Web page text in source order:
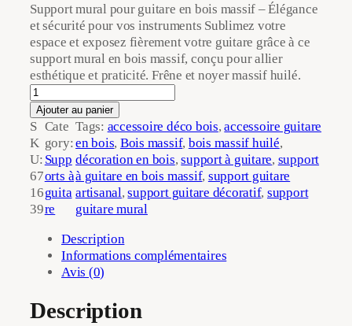
Support mural pour guitare en bois massif – Élégance
et sécurité pour vos instruments Sublimez votre
espace et exposez fièrement votre guitare grâce à ce
support mural en bois massif, conçu pour allier
esthétique et praticité. Frêne et noyer massif huilé.
q
u
a
n
t
i
t
é
p
o
Ajouter au panier
S
K
U:
67
16
39
Cate
gory:
Supp
orts à
guita
re
Tags: accessoire déco bois, accessoire guitare
en bois, Bois massif, bois massif huilé
décoration en bois, support à guitare, support
à guitare en bois massif, support guitare
artisanal, support guitare décoratif, support
guitare mural
Description
Informations complémentaires
Avis (0)
Description